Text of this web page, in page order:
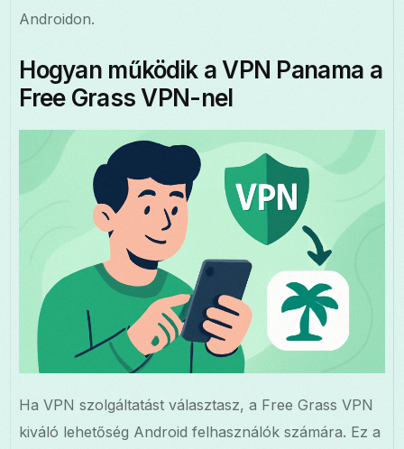
Androidon.
Hogyan működik a VPN Panama a
Free Grass VPN-nel
Ha VPN szolgáltatást választasz, a Free Grass VPN
kiváló lehetőség Android felhasználók számára. Ez a